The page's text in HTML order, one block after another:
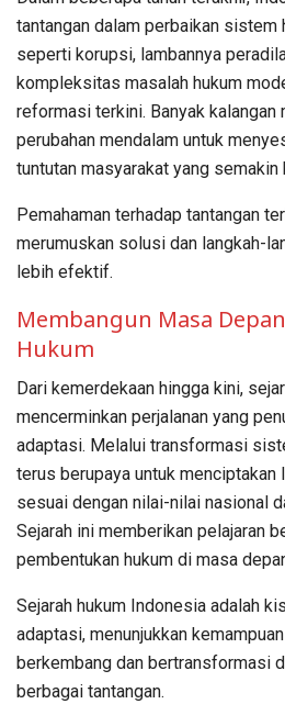
tantangan dalam perbaikan sistem
seperti korupsi, lambannya
kompleksitas masalah hukum
reformasi terkini. Banyak kalangan
perubahan mendalam untuk
tuntutan masyarakat yang semakin
Pemahaman terhadap tantangan
merumuskan solusi dan langkah-
lebih efektif.
Membangun Masa
Hukum
Dari kemerdekaan hingga kini,
mencerminkan perjalanan yang
adaptasi. Melalui transformasi
terus berupaya untuk menciptakan
sesuai dengan nilai-nilai nasional
Sejarah ini memberikan pelajaran
pembentukan hukum di masa
Sejarah hukum Indonesia adalah
adaptasi, menunjukkan
berkembang dan bertransformasi
berbagai tantangan.